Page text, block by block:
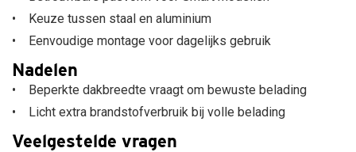
• Keuze tussen staal en aluminium
• Eenvoudige montage voor dagelijks gebruik
Nadelen
• Beperkte dakbreedte vraagt om bewuste belading
• Licht extra brandstofverbruik bij volle belading
Veelgestelde vragen